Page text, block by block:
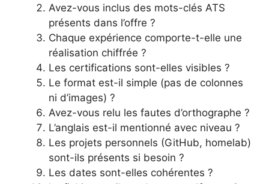
Avez-vous inclus des mots-clés ATS
présents dans l’offre ?
Chaque expérience comporte-t-elle une
réalisation chiffrée ?
Les certifications sont-elles visibles ?
Le format est-il simple (pas de colonnes
ni d’images) ?
Avez-vous relu les fautes d’orthographe ?
L’anglais est-il mentionné avec niveau ?
Les projets personnels (GitHub, homelab)
sont-ils présents si besoin ?
Les dates sont-elles cohérentes ?